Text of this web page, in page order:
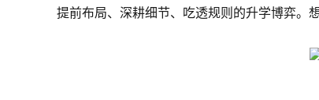
提前布局、深耕细节、吃透规则的升学博弈。